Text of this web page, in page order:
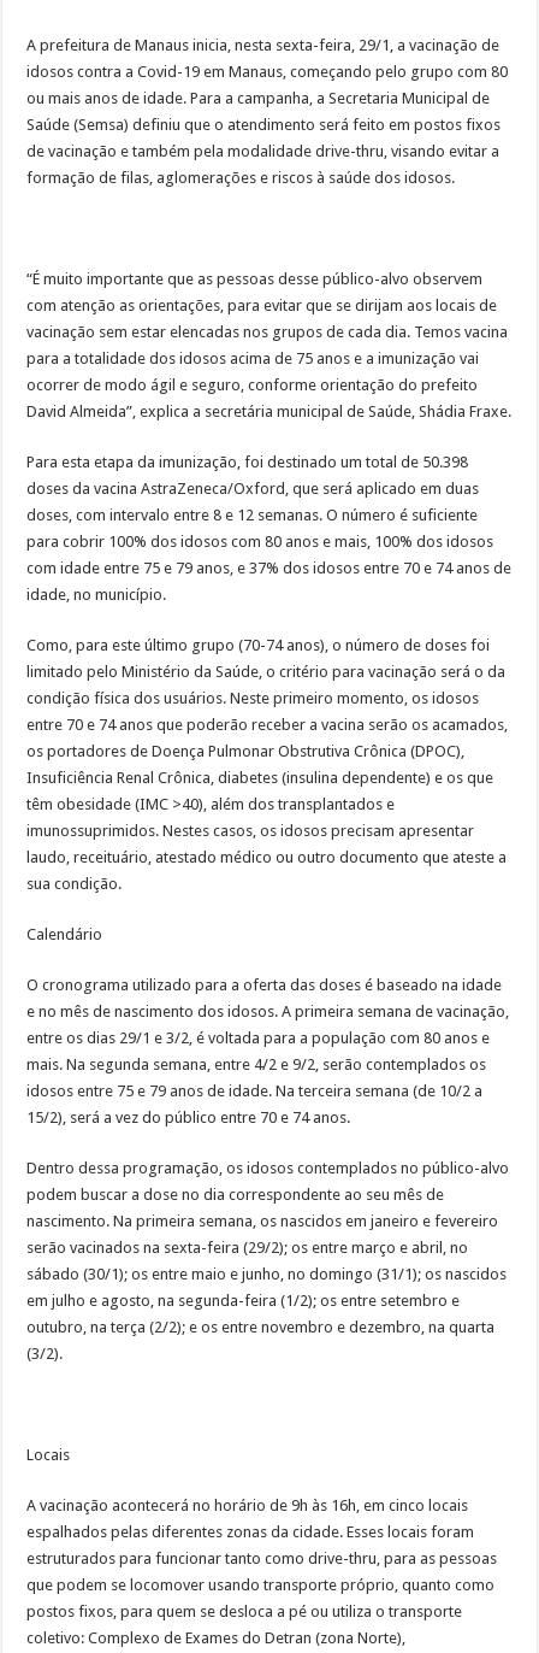
A prefeitura de Manaus inicia, nesta sexta-feira, 29/1, a vacinação de
idosos contra a Covid-19 em Manaus, começando pelo grupo com 80
ou mais anos de idade. Para a campanha, a Secretaria Municipal de
Saúde (Semsa) definiu que o atendimento será feito em postos fixos
de vacinação e também pela modalidade drive-thru, visando evitar a
formação de filas, aglomerações e riscos à saúde dos idosos.
“É muito importante que as pessoas desse público-alvo observem
com atenção as orientações, para evitar que se dirijam aos locais de
vacinação sem estar elencadas nos grupos de cada dia. Temos vacina
para a totalidade dos idosos acima de 75 anos e a imunização vai
ocorrer de modo ágil e seguro, conforme orientação do prefeito
David Almeida”, explica a secretária municipal de Saúde, Shádia Fraxe.
Para esta etapa da imunização, foi destinado um total de 50.398
doses da vacina AstraZeneca/Oxford, que será aplicado em duas
doses, com intervalo entre 8 e 12 semanas. O número é suficiente
para cobrir 100% dos idosos com 80 anos e mais, 100% dos idosos
com idade entre 75 e 79 anos, e 37% dos idosos entre 70 e 74 anos de
idade, no município.
Como, para este último grupo (70-74 anos), o número de doses foi
limitado pelo Ministério da Saúde, o critério para vacinação será o da
condição física dos usuários. Neste primeiro momento, os idosos
entre 70 e 74 anos que poderão receber a vacina serão os acamados,
os portadores de Doença Pulmonar Obstrutiva Crônica (DPOC),
Insuficiência Renal Crônica, diabetes (insulina dependente) e os que
têm obesidade (IMC >40), além dos transplantados e
imunossuprimidos. Nestes casos, os idosos precisam apresentar
laudo, receituário, atestado médico ou outro documento que ateste a
sua condição.
Calendário
O cronograma utilizado para a oferta das doses é baseado na idade
e no mês de nascimento dos idosos. A primeira semana de vacinação,
entre os dias 29/1 e 3/2, é voltada para a população com 80 anos e
mais. Na segunda semana, entre 4/2 e 9/2, serão contemplados os
idosos entre 75 e 79 anos de idade. Na terceira semana (de 10/2 a
15/2), será a vez do público entre 70 e 74 anos.
Dentro dessa programação, os idosos contemplados no público-alvo
podem buscar a dose no dia correspondente ao seu mês de
nascimento. Na primeira semana, os nascidos em janeiro e fevereiro
serão vacinados na sexta-feira (29/2); os entre março e abril, no
sábado (30/1); os entre maio e junho, no domingo (31/1); os nascidos
em julho e agosto, na segunda-feira (1/2); os entre setembro e
outubro, na terça (2/2); e os entre novembro e dezembro, na quarta
(3/2).
Locais
A vacinação acontecerá no horário de 9h às 16h, em cinco locais
espalhados pelas diferentes zonas da cidade. Esses locais foram
estruturados para funcionar tanto como drive-thru, para as pessoas
que podem se locomover usando transporte próprio, quanto como
postos fixos, para quem se desloca a pé ou utiliza o transporte
coletivo: Complexo de Exames do Detran (zona Norte),